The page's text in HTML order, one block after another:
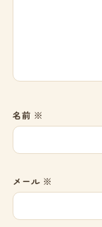
名前 ※
メール ※